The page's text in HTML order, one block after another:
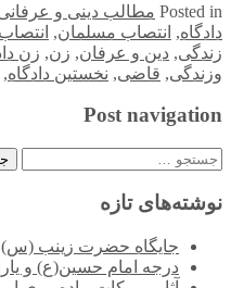
Posted in مطالب دینی و
دادگاه, انتصاب مسلمان,
زندگی, دین و عرفان, زن, زن
وزندگی, قاضی, نخستین دادگاه,
Post navigation
جستجو
نوشته‌های تازه
جایگاه حضرت زینب (س)
درجه امام حسین(ع) و